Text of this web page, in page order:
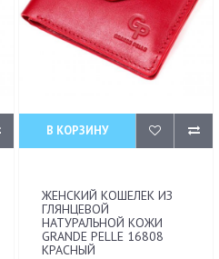
В КОРЗИНУ
ЖЕНСКИЙ КОШЕЛЕК ИЗ
ГЛЯНЦЕВОЙ
НАТУРАЛЬНОЙ КОЖИ
GRANDE PELLE 16808
КРАСНЫЙ